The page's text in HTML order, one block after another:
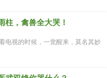
柱，禽兽全大哭！
电视的时候，一觉醒来，莫名其妙